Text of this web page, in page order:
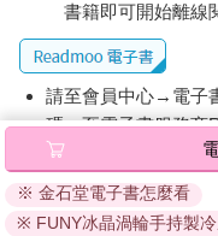
書籍即可開始離線
請至會員中心→電子
碼』至電子書服務商
退換貨須知：
因版權保護，您在金
的閱讀軟體開啟閱讀
※ 金石堂電子書怎麼看
※ FUNY冰晶渦輪手持製